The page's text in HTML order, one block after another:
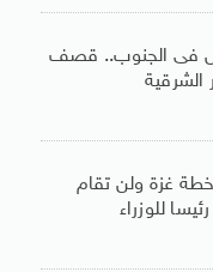
فى الجنوب.. قصف
غزة ولن تقام
للوزراء